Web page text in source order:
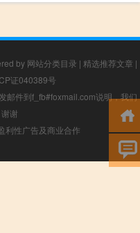
by 网站分类目录 | 精选推荐文章 |
证040389号
邮件到f_fb#foxmail.com说明，我们
谢
利性广告及商业合作